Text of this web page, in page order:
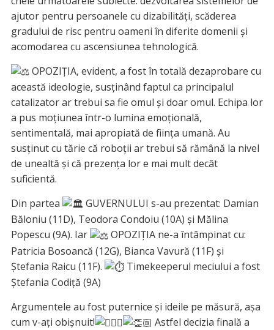
ajutor pentru persoanele cu dizabilități, scăderea
gradului de risc pentru oameni în diferite domenii şi
acomodarea cu ascensiunea tehnologică.
OPOZIȚIA, evident, a fost în totală dezaprobare cu
această ideologie, susținând faptul ca principalul
catalizator ar trebui sa fie omul și doar omul. Echipa lor
a pus moțiunea într-o lumina emoțională,
sentimentală, mai apropiată de ființa umană. Au
susținut cu tărie că roboții ar trebui să rămână la nivel
de unealtă şi că prezența lor e mai mult decât
suficientă.
Din partea
GUVERNULUI s-au prezentat: Damian
Băloniu (11D), Teodora Condoiu (10A) şi Mălina
Popescu (9A). Iar
OPOZIȚIA ne-a întâmpinat cu:
Patricia Bosoancă (12G), Bianca Vavură (11F) şi
Ştefania Raicu (11F).
Timekeeperul meciului a fost
Ștefania Codiță (9A)
Argumentele au fost puternice şi ideile pe măsură, așa
cum v-ați obișnuit!
Astfel decizia finală a